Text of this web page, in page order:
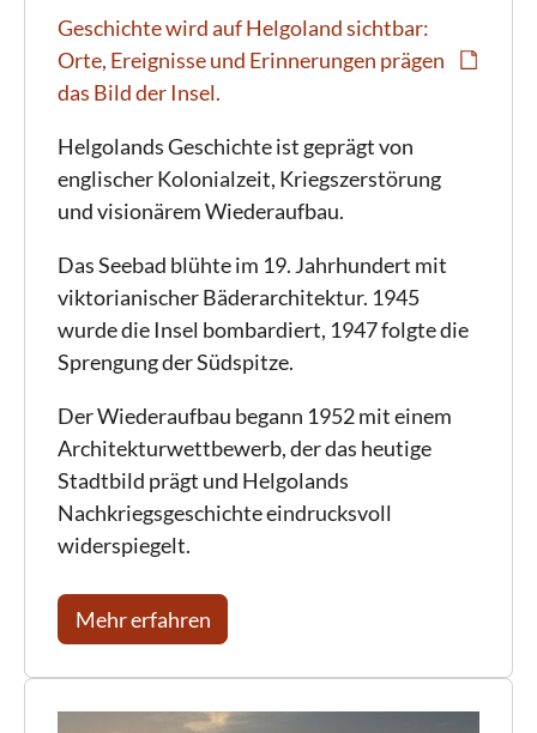
Geschichte wird auf Helgoland sichtbar:
Orte, Ereignisse und Erinnerungen prägen
das Bild der Insel.
Helgolands Geschichte ist geprägt von
englischer Kolonialzeit, Kriegszerstörung
und visionärem Wiederaufbau.
Das Seebad blühte im 19. Jahrhundert mit
viktorianischer Bäderarchitektur. 1945
wurde die Insel bombardiert, 1947 folgte die
Sprengung der Südspitze.
Der Wiederaufbau begann 1952 mit einem
Architekturwettbewerb, der das heutige
Stadtbild prägt und Helgolands
Nachkriegsgeschichte eindrucksvoll
widerspiegelt.
Mehr erfahren